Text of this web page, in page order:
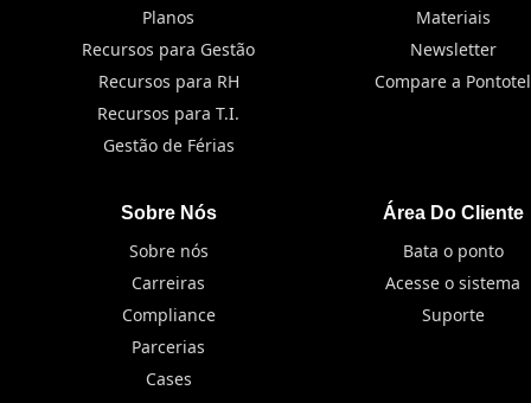
Planos
Recursos para Gestão
Recursos para RH
Recursos para T.I.
Gestão de Férias
Materiais
Newsletter
Compare a Pontotel
Sobre Nós
Sobre nós
Carreiras
Compliance
Parcerias
Cases
Área Do Cliente
Bata o ponto
Acesse o sistema
Suporte